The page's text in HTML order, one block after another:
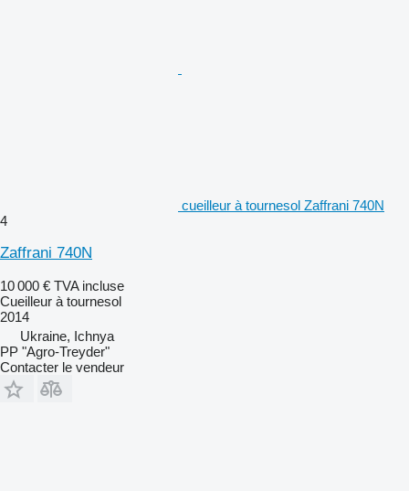
cueilleur à tournesol Zaffrani 740N
4
Zaffrani 740N
10 000 € TVA incluse
Cueilleur à tournesol
2014
Ukraine, Ichnya
PP "Agro-Treyder"
Contacter le vendeur